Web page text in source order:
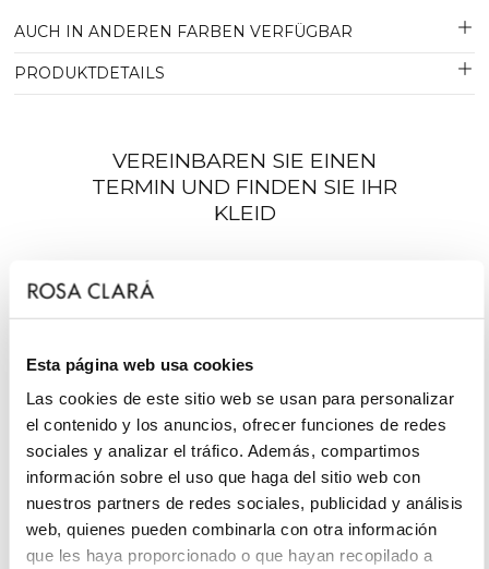
Esta página web usa cookies
Las cookies de este sitio web se usan para personalizar
el contenido y los anuncios, ofrecer funciones de redes
sociales y analizar el tráfico. Además, compartimos
información sobre el uso que haga del sitio web con
nuestros partners de redes sociales, publicidad y análisis
web, quienes pueden combinarla con otra información
que les haya proporcionado o que hayan recopilado a
AUCH IN ANDEREN FARBEN VERFÜGBAR
PRODUKTDETAILS
VEREINBAREN SIE EINEN
TERMIN UND FINDEN SIE IHR
KLEID